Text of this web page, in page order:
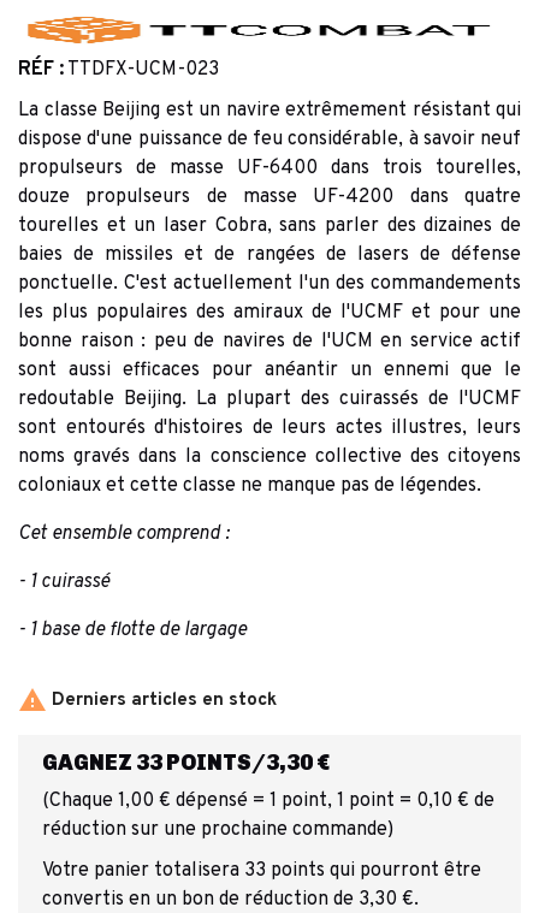
RÉF : TTDFX-UCM-023
La classe Beijing est un navire extrêmement résistant qui
dispose d'une puissance de feu considérable, à savoir neuf
propulseurs de masse UF-6400 dans trois tourelles,
douze propulseurs de masse UF-4200 dans quatre
tourelles et un laser Cobra, sans parler des dizaines de
baies de missiles et de rangées de lasers de défense
ponctuelle. C'est actuellement l'un des commandements
les plus populaires des amiraux de l'UCMF et pour une
bonne raison : peu de navires de l'UCM en service actif
sont aussi efficaces pour anéantir un ennemi que le
redoutable Beijing. La plupart des cuirassés de l'UCMF
sont entourés d'histoires de leurs actes illustres, leurs
noms gravés dans la conscience collective des citoyens
coloniaux et cette classe ne manque pas de légendes.
Cet ensemble comprend :
- 1 cuirassé
- 1 base de flotte de largage
 Derniers articles en stock
GAGNEZ 33 POINTS/3,30 €
(Chaque 1,00 € dépensé = 1 point, 1 point = 0,10 € de
réduction sur une prochaine commande)
Votre panier totalisera 33 points qui pourront être
convertis en un bon de réduction de 3,30 €.